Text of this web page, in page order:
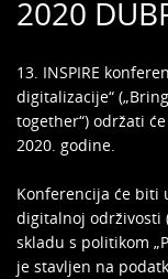
2020
13. INSPIRE
digitalizacije“
together“) održati
2020. godine.
Konferencija će biti
digitalnoj održivosti
skladu s politikom
je stavljen na